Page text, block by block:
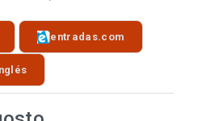
entradas.com